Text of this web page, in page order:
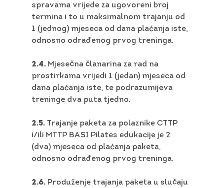
spravama vrijede za ugovoreni broj
termina i to u maksimalnom trajanju od
1 (jednog) mjeseca od dana plaćanja iste,
odnosno odrađenog prvog treninga.
2.4. Mjesečna članarina za rad na
prostirkama vrijedi 1 (jedan) mjeseca od
dana plaćanja iste, te podrazumijeva
treninge dva puta tjedno.
2.5. Trajanje paketa za polaznike CTTP
i/ili MTTP BASI Pilates edukacije je 2
(dva) mjeseca od plaćanja paketa,
odnosno odrađenog prvog treninga.
2.6. Produženje trajanja paketa u slučaju